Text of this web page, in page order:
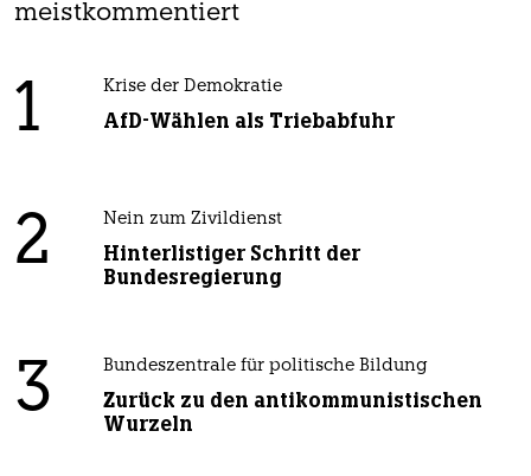
meistkommentiert
1 Krise der Demokratie
AfD-Wählen als Triebabfuhr
2 Nein zum Zivildienst
Hinterlistiger Schritt der
Bundesregierung
3 Bundeszentrale für politische Bildung
Zurück zu den antikommunistischen
Wurzeln